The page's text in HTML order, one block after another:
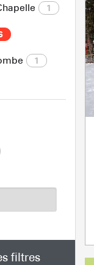
1
1
filtres